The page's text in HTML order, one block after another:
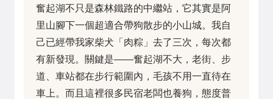
奮起湖不只是森林鐵路的中繼站，它其實是阿
里山腳下一個超適合帶狗散步的小山城。我自
己已經帶我家柴犬「肉粽」去了三次，每次都
有新發現。關鍵是——奮起湖不大，老街、步
道、車站都在步行範圍內，毛孩不用一直待在
車上。而且這裡很多民宿老闆也養狗，態度普